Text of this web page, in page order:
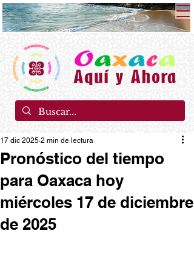
Pronóstico del tiempo
para Oaxaca hoy
miércoles 17 de diciembre
de 2025
17 dic 2025 2 min de lectura